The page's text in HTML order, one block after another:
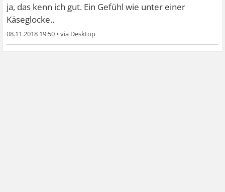
ja, das kenn ich gut. Ein Gefühl wie unter einer
Käseglocke..
08.11.2018 19:50 •